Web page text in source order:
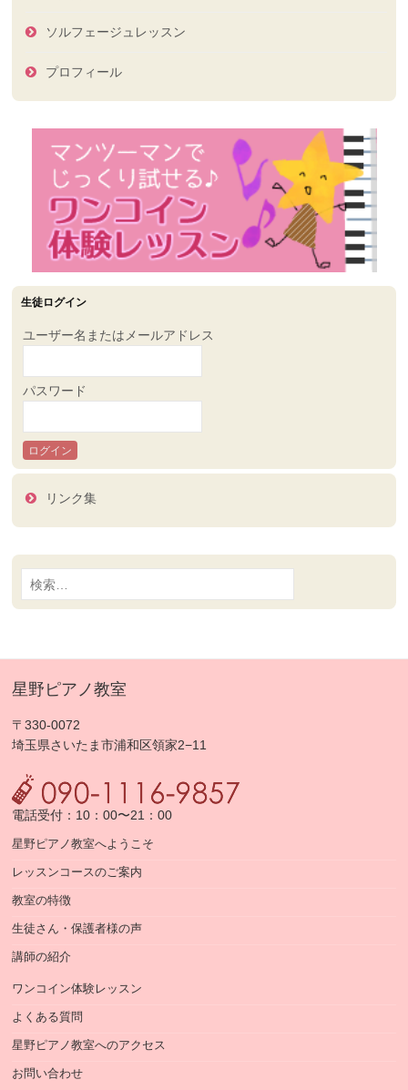
ソルフェージュレッスン
プロフィール
生徒ログイン
ユーザー名またはメールアドレス
パスワード
リンク集
検
索:
星野ピアノ教室
〒330-0072
埼玉県さいたま市浦和区領家2−11
電話受付：10：00〜21：00
星野ピアノ教室へようこそ
レッスンコースのご案内
教室の特徴
生徒さん・保護者様の声
講師の紹介
ワンコイン体験レッスン
よくある質問
星野ピアノ教室へのアクセス
お問い合わせ